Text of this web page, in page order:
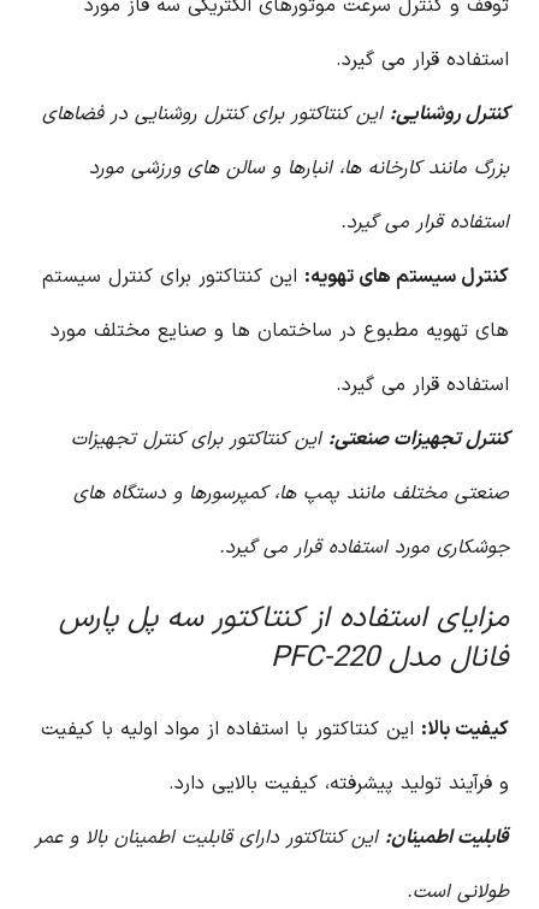
توقف و کنترل سرعت موتورهای الکتریکی سه فاز مورد
استفاده قرار می گیرد.
کنترل روشنایی: این کنتاکتور برای کنترل روشنایی در فضاهای
بزرگ مانند کارخانه ها، انبارها و سالن های ورزشی مورد
استفاده قرار می گیرد.
کنترل سیستم های تهویه: این کنتاکتور برای کنترل سیستم
های تهویه مطبوع در ساختمان ها و صنایع مختلف مورد
استفاده قرار می گیرد.
کنترل تجهیزات صنعتی: این کنتاکتور برای کنترل تجهیزات
صنعتی مختلف مانند پمپ ها، کمپرسورها و دستگاه های
جوشکاری مورد استفاده قرار می گیرد.
مزایای استفاده از کنتاکتور سه پل پارس
فانال مدل PFC-220
کیفیت بالا: این کنتاکتور با استفاده از مواد اولیه با کیفیت
و فرآیند تولید پیشرفته، کیفیت بالایی دارد.
قابلیت اطمینان: این کنتاکتور دارای قابلیت اطمینان بالا و عمر
طولانی است.